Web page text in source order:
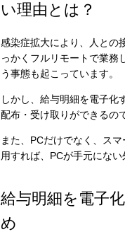
い理由とは？
感染症拡大により、人との
っかくフルリモートで業務
う事態も起こっています。
しかし、給与明細を電子化
配布・受け取りができるの
また、PCだけでなく、ス
用すれば、PCが手元にな
給与明細を電子
め